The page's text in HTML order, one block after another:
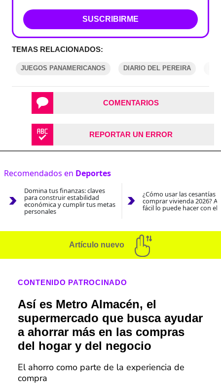
SUSCRIBIRME
TEMAS RELACIONADOS:
JUEGOS PANAMERICANOS DIARIO DEL PEREIRA
COMENTARIOS
REPORTAR UN ERROR
Recomendados en Deportes
Domina tus finanzas: claves
para construir estabilidad
económica y cumplir tus metas
personales
¿Cómo usar las cesantías
comprar vivienda 2026?
fácil lo puede hacer con el
Artículo nuevo
CONTENIDO PATROCINADO
Así es Metro Almacén, el
supermercado que busca ayudar
a ahorrar más en las compras
del hogar y del negocio
El ahorro como parte de la experiencia de
compra